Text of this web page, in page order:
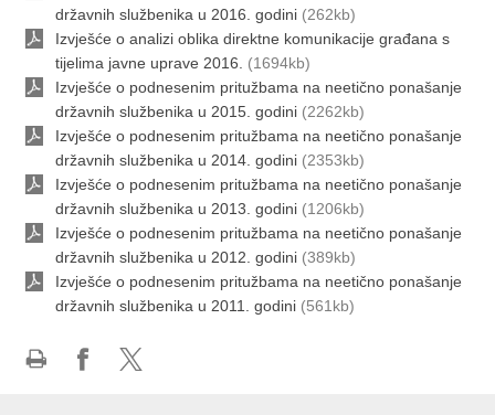
državnih službenika u 2016. godini (262kb)
Izvješće o analizi oblika direktne komunikacije građana s
tijelima javne uprave 2016.
(1694kb)
Izvješće o podnesenim pritužbama na neetično ponašanje
državnih službenika u 2015. godini (2262kb)
Izvješće o podnesenim pritužbama na neetično ponašanje
državnih službenika u 2014. godini (2353kb)
Izvješće o podnesenim pritužbama na neetično ponašanje
državnih službenika u 2013. godini (1206kb)
Izvješće o podnesenim pritužbama na neetično ponašanje
državnih službenika u 2012. godini (389kb)
Izvješće o podnesenim pritužbama na neetično ponašanje
državnih službenika u 2011. godini (561kb)